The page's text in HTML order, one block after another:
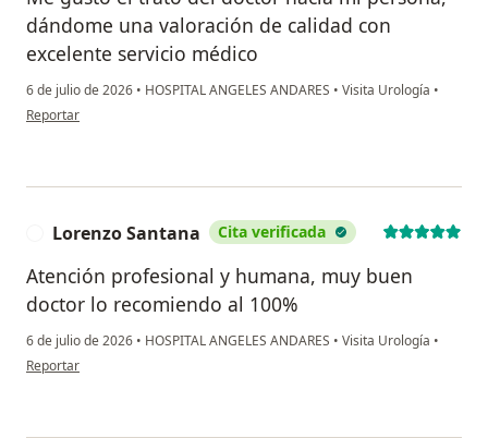
dándome una valoración de calidad con
excelente servicio médico
6 de julio de 2026 • HOSPITAL ANGELES ANDARES • Visita Urología •
en opinión del usuario EMQV
Reportar
Lorenzo Santana Cita verificada
Atención profesional y humana, muy buen
doctor lo recomiendo al 100%
6 de julio de 2026 • HOSPITAL ANGELES ANDARES • Visita Urología •
en opinión del usuario Lorenzo Santana
Reportar